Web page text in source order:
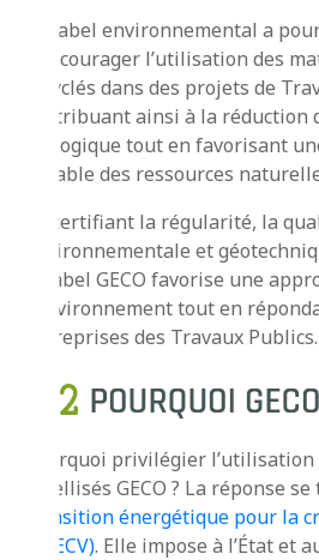
Ce label environnemental a
d’encourager l’utilisation des
recyclés dans des projets de
contribuant ainsi à la
écologique tout en favorisant
durable des ressources
En certifiant la régularité, la
environnementale et
le label GECO favorise une
l’Environnement tout en
entreprises des Travaux Publics.
Pourquoi privilégier
labellisés GECO ? La réponse
transition énergétique pour la
(LTECV). Elle impose à l’État et